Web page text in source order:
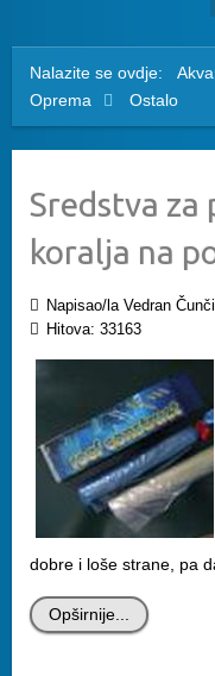
Nalazite se ovdje:
Oprema
Ostalo
Sredstva za
koralja na
Napisao/la Vedran
Hitova: 33163
dobre i loše strane, pa
Opširnije...